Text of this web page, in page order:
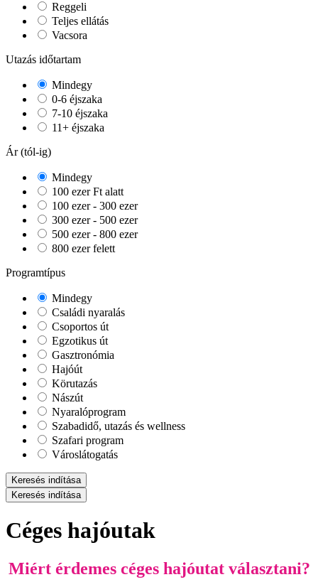
Reggeli
Teljes ellátás
Vacsora
Utazás időtartam
Mindegy
0-6 éjszaka
7-10 éjszaka
11+ éjszaka
Ár (tól-ig)
Mindegy
100 ezer Ft alatt
100 ezer - 300 ezer
300 ezer - 500 ezer
500 ezer - 800 ezer
800 ezer felett
Programtípus
Mindegy
Családi nyaralás
Csoportos út
Egzotikus út
Gasztronómia
Hajóút
Körutazás
Nászút
Nyaralóprogram
Szabadidő, utazás és wellness
Szafari program
Városlátogatás
Keresés indítása
Keresés indítása
Céges hajóutak
Miért érdemes céges hajóutat választani?